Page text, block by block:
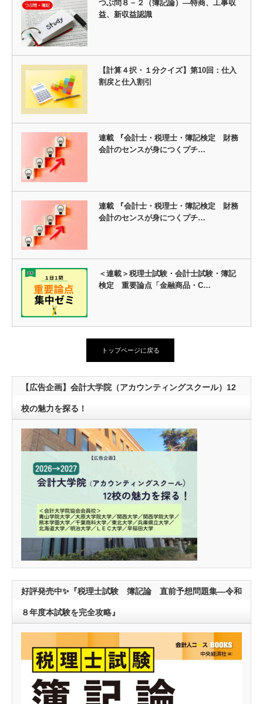
つぶ問８－２（簿記論）―特商、工事収
益、新収益認識
【計算４択・１分クイズ】第10回：仕入
割戻と仕入割引
連載 『会計士・税理士・簿記検定 財務
会計のセンスが身につくプチ…
連載 『会計士・税理士・簿記検定 財務
会計のセンスが身につくプチ…
＜連載＞税理士試験・会計士試験・簿記
検定 重要論点「金融商品・C…
トップページに戻る
【広告企画】会計大学院（アカウンティングスクール）12
校の魅力を探る！
好評発売中✨『税理士試験 簿記論 直前予想問題集―令和
８年度本試験を完全攻略』